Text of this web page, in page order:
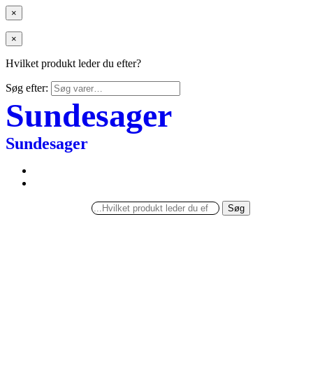
×
×
Hvilket produkt leder du efter?
Søg efter:
Sundesager
Sundesager
Søg